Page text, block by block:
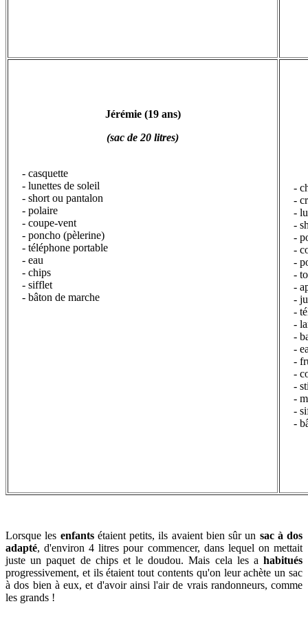
Jérémie (19 ans)
(sac de 20 litres)
- casquette
- lunettes de soleil
- short ou pantalon
- polaire
- coupe-vent
- poncho (pèlerine)
- téléphone portable
- eau
- chips
- sifflet
- bâton de marche
-
-
-
-
-
-
-
-
-
-
-
-
-
-
-
-
-
-
-
-
Lorsque les enfantsétaient petits, ils avaient bien sûr un sac à dos
adapté, d'environ 4 litres pour commencer, dans lequel on mettait
juste un paquet de chips et le doudou. Mais cela les a habitués
progressivement, et ils étaient tout contents qu'on leur achète un sac
à dos bien à eux, et d'avoir ainsi l'air de vrais randonneurs, comme
les grands !